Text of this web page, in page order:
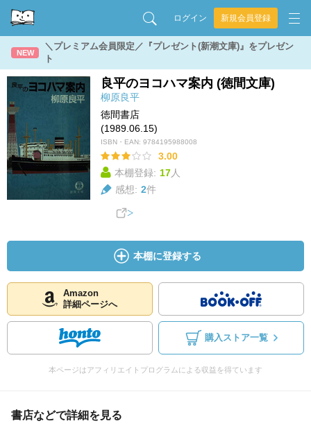
ログイン 新規会員登録
NEW
＼プレミアム会員限定／『プレゼント(新潮文庫)』をプレゼン
ト
良平のヨコハマ案内 (徳間文庫)
柳原良平
徳間書店
(1989.06.15)
ISBN・EAN: 9784195988008
3.00
本棚登録: 17人
感想: 2件
本棚に登録する
Amazon
詳細ページへ
購入ストア一覧
本ページはアフィリエイトプログラムによる収益を得ています
書店などで詳細を見る